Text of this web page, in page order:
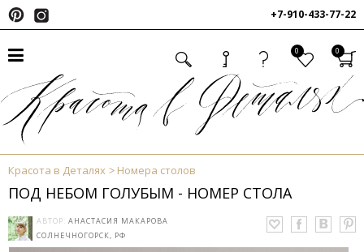
+7-910-433-77-22
0 0
Красота в Деталях Номера столов
ПОД НЕБОМ ГОЛУБЫМ - НОМЕР СТОЛА
АВТОР: АНАСТАСИЯ МАКАРОВА
СОЛНЕЧНОГОРСК, РФ